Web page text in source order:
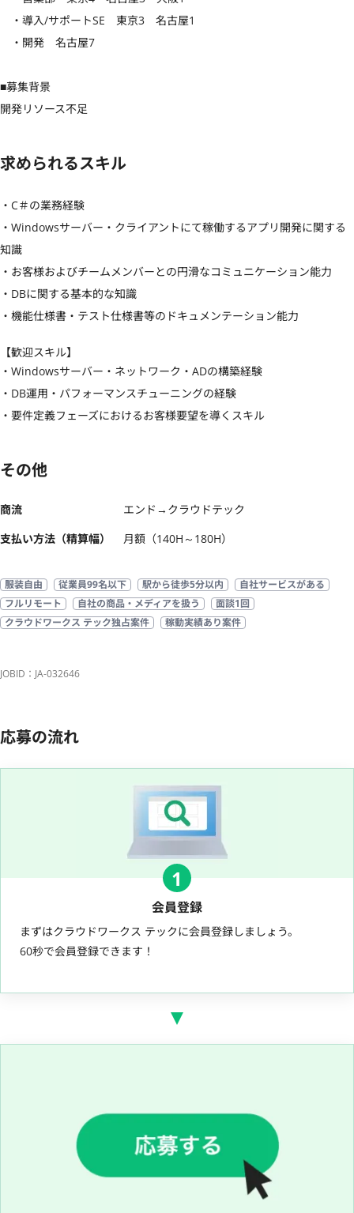
・導入/サポートSE　東京3　名古屋1
・開発　名古屋7
■募集背景
開発リソース不足
求められるスキル
・C＃の業務経験
・Windowsサーバー・クライアントにて稼働するアプリ開発に関する
知識
・お客様およびチームメンバーとの円滑なコミュニケーション能力
・DBに関する基本的な知識
・機能仕様書・テスト仕様書等のドキュメンテーション能力
【歓迎スキル】
・Windowsサーバー・ネットワーク・ADの構築経験
・DB運用・パフォーマンスチューニングの経験
・要件定義フェーズにおけるお客様要望を導くスキル
その他
商流
エンド→クラウドテック
支払い方法（精算幅）
月額（140H～180H）
服装自由 従業員99名以下 駅から徒歩5分以内
自社サービスがある
フルリモート
自社の商品・メディアを扱う
面談1回
クラウドワークス テック独占案件
稼動実績あり案件
JOBID：JA-032646
応募の流れ
1
会員登録
まずはクラウドワークス テックに会員登録しましょう。
60秒で会員登録できます！